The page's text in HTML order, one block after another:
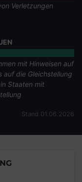
Verletzungen
mit Hinweisen auf
auf die Gleichstellung
Staaten mit
Stand 01.06.2026